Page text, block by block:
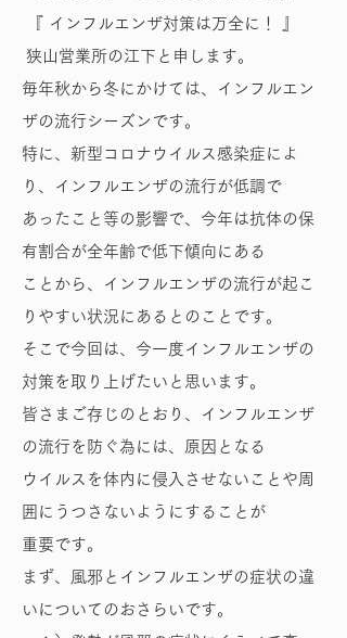
『 インフルエンザ対策は万全に！ 』
狭山営業所の江下と申します。
毎年秋から冬にかけては、インフルエン
ザの流行シーズンです。
特に、新型コロナウイルス感染症によ
り、インフルエンザの流行が低調で
あったこと等の影響で、今年は抗体の保
有割合が全年齢で低下傾向にある
ことから、インフルエンザの流行が起こ
りやすい状況にあるとのことです。
そこで今回は、今一度インフルエンザの
対策を取り上げたいと思います。
皆さまご存じのとおり、インフルエンザ
の流行を防ぐ為には、原因となる
ウイルスを体内に侵入させないことや周
囲にうつさないようにすることが
重要です。
まず、風邪とインフルエンザの症状の違
いについてのおさらいです。